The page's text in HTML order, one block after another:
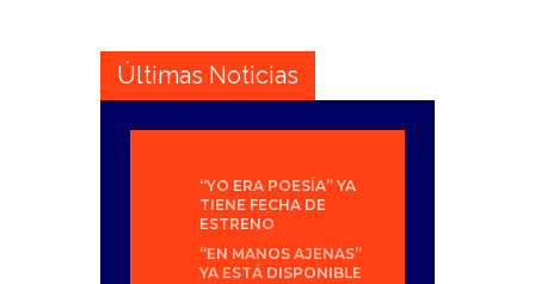
Últimas Noticias
“YO ERA POESÍA” YA
TIENE FECHA DE
ESTRENO
“EN MANOS AJENAS”
YA ESTÁ DISPONIBLE